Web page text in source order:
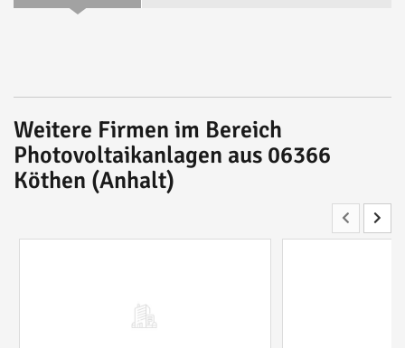
Weitere Firmen im Bereich
Photovoltaikanlagen aus 06366
Köthen (Anhalt)